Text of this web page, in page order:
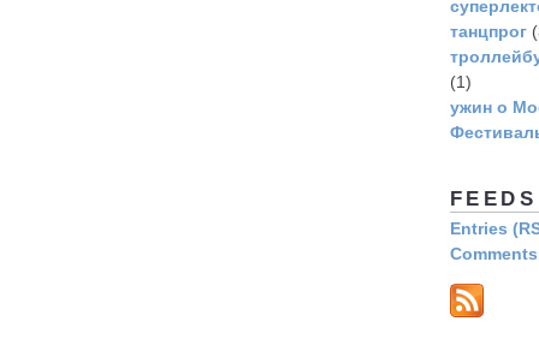
танцпрог
(1)
ужин о
FEEDS
Entries